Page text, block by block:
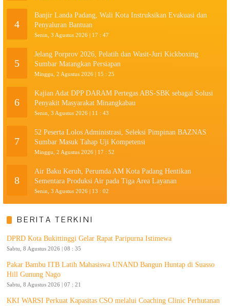
4
Banjir Landa Padang, Wali Kota Instruksikan Evakuasi dan
Penyaluran Bantuan
Senin, 3 Agustus 2026 | 17 : 47
5
Jelang Porprov 2026, Pelatih dan Wasit-Juri Kickboxing
Sumbar Matangkan Persiapan
Minggu, 2 Agustus 2026 | 15 : 25
6
Kajian Adat DPP DARAM Pertegas ABS-SBK sebagai Solusi
Penyakit Masyarakat Minangkabau
Senin, 3 Agustus 2026 | 11 : 43
7
52 Peserta Lolos Administrasi, Seleksi Pimpinan BAZNAS
Sumbar Masuk Tahap Uji Kompetensi
Minggu, 2 Agustus 2026 | 17 : 52
8
Air Baku Keruh, Perumda AM Kota Padang Hentikan
Sementara Produksi Air pada Tiga Area Layanan
Senin, 3 Agustus 2026 | 13 : 02
BERITA TERKINI
DPRD Kota Bukittinggi Gelar Rapat Paripurna Istimewa
Sabtu, 8 Agustus 2026 | 08 : 35
Pakar Bambu ITB Latih Mahasiswa UNAND Bangun Huntap di Suasso
Hill Gunung Nago
Sabtu, 8 Agustus 2026 | 07 : 21
KKI WARSI Perkuat Kapasitas CSO melalui Coaching Clinic Perhutanan